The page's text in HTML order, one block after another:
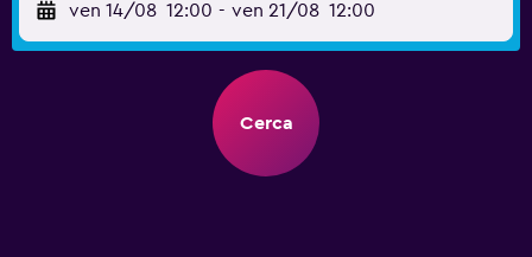
ven 14/08 12:00 - ven 21/08 12:00
Cerca